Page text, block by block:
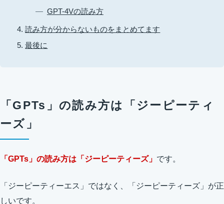
GPT-4Vの読み方
読み方が分からないものをまとめてます
最後に
「GPTs」の読み方は「ジーピーティ
ーズ」
「GPTs」の読み方は「ジーピーティーズ」 です。
「ジーピーティーエス」ではなく、「ジーピーティーズ」が正
しいです。